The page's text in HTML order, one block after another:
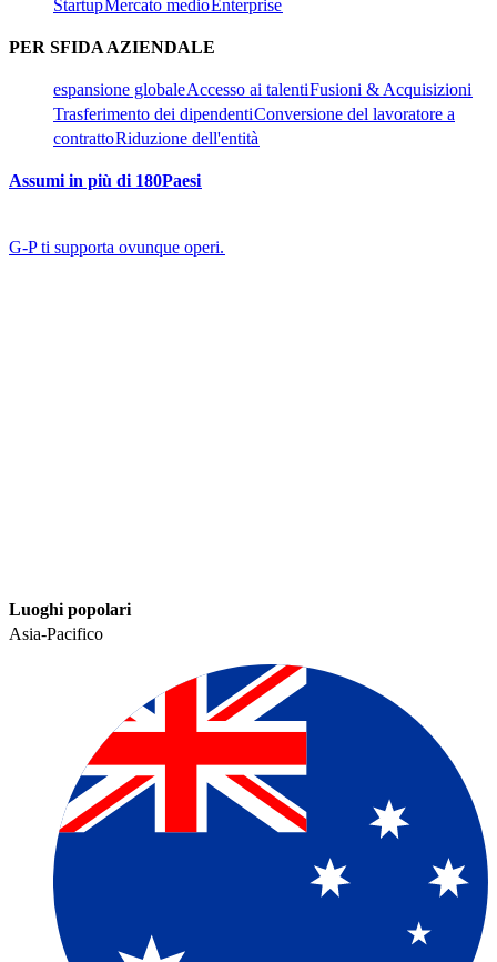
Startup​​Mercato medio​​ Enterprise​​
PER SFIDA AZIENDALE​​
espansione globale​​Accesso ai talenti​​Fusioni & Acquisizioni​​
Trasferimento dei dipendenti​​Conversione del lavoratore a
contratto​​Riduzione dell'entità​​
Assumi in più di 180Paesi​​
G-P ti supporta ovunque operi.​​
Luoghi popolari​​
Asia-Pacifico​​